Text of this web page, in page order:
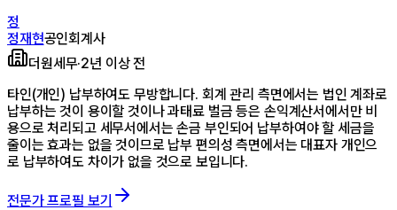
정
정재현공인회계사
더원세무·2년 이상 전
타인(개인) 납부하여도 무방합니다. 회계 관리 측면에서는 법인 계좌로
납부하는 것이 용이할 것이나 과태료 벌금 등은 손익계산서에서만 비
용으로 처리되고 세무서에서는 손금 부인되어 납부하여야 할 세금을
줄이는 효과는 없을 것이므로 납부 편의성 측면에서는 대표자 개인으
로 납부하여도 차이가 없을 것으로 보입니다.
전문가 프로필 보기